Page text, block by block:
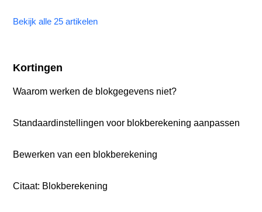
Bekijk alle 25 artikelen
Kortingen
Waarom werken de blokgegevens niet?
Standaardinstellingen voor blokberekening aanpassen
Bewerken van een blokberekening
Citaat: Blokberekening